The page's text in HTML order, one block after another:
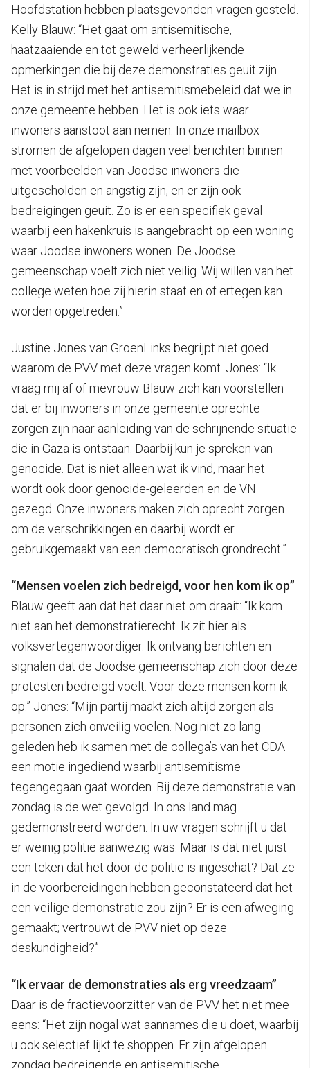
Hoofdstation hebben plaatsgevonden vragen gesteld.
Kelly Blauw: “Het gaat om antisemitische,
haatzaaiende en tot geweld verheerlijkende
opmerkingen die bij deze demonstraties geuit zijn.
Het is in strijd met het antisemitismebeleid dat we in
onze gemeente hebben. Het is ook iets waar
inwoners aanstoot aan nemen. In onze mailbox
stromen de afgelopen dagen veel berichten binnen
met voorbeelden van Joodse inwoners die
uitgescholden en angstig zijn, en er zijn ook
bedreigingen geuit. Zo is er een specifiek geval
waarbij een hakenkruis is aangebracht op een woning
waar Joodse inwoners wonen. De Joodse
gemeenschap voelt zich niet veilig. Wij willen van het
college weten hoe zij hierin staat en of ertegen kan
worden opgetreden.”
Justine Jones van GroenLinks begrijpt niet goed
waarom de PVV met deze vragen komt. Jones: “Ik
vraag mij af of mevrouw Blauw zich kan voorstellen
dat er bij inwoners in onze gemeente oprechte
zorgen zijn naar aanleiding van de schrijnende situatie
die in Gaza is ontstaan. Daarbij kun je spreken van
genocide. Dat is niet alleen wat ik vind, maar het
wordt ook door genocide-geleerden en de VN
gezegd. Onze inwoners maken zich oprecht zorgen
om de verschrikkingen en daarbij wordt er
gebruikgemaakt van een democratisch grondrecht.”
“Mensen voelen zich bedreigd, voor hen kom ik op”
Blauw geeft aan dat het daar niet om draait: “Ik kom
niet aan het demonstratierecht. Ik zit hier als
volksvertegenwoordiger. Ik ontvang berichten en
signalen dat de Joodse gemeenschap zich door deze
protesten bedreigd voelt. Voor deze mensen kom ik
op.” Jones: “Mijn partij maakt zich altijd zorgen als
personen zich onveilig voelen. Nog niet zo lang
geleden heb ik samen met de collega’s van het CDA
een motie ingediend waarbij antisemitisme
tegengegaan gaat worden. Bij deze demonstratie van
zondag is de wet gevolgd. In ons land mag
gedemonstreerd worden. In uw vragen schrijft u dat
er weinig politie aanwezig was. Maar is dat niet juist
een teken dat het door de politie is ingeschat? Dat ze
in de voorbereidingen hebben geconstateerd dat het
een veilige demonstratie zou zijn? Er is een afweging
gemaakt; vertrouwt de PVV niet op deze
deskundigheid?”
“Ik ervaar de demonstraties als erg vreedzaam”
Daar is de fractievoorzitter van de PVV het niet mee
eens: “Het zijn nogal wat aannames die u doet, waarbij
u ook selectief lijkt te shoppen. Er zijn afgelopen
zondag bedreigende en antisemitische